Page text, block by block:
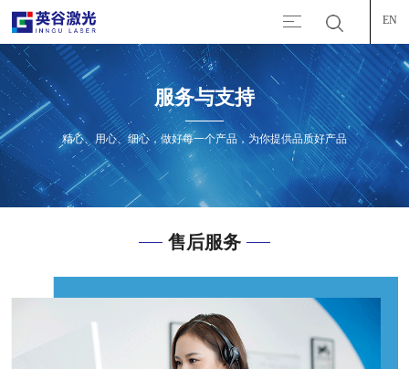
EN
服务与支持
精心、用心、细心，做好每一个产品，为你提供品质好产品
售后服务